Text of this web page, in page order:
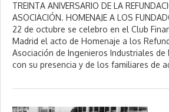
f
e
b
r
e
r
o
2
2
TREINTA ANIVERSARIO DE LA
ASOCIACIÓN. HOMENAJE A LOS
22 de octubre se celebro en el Club
Madrid el acto de Homenaje a los
Asociación de Ingenieros Industriales
con su presencia y de los familiares de